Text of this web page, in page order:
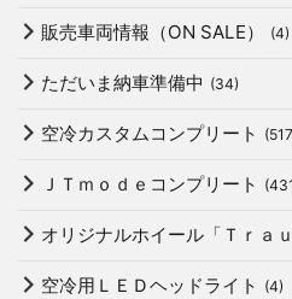
販売車両情報（ON SALE） (4)
ただいま納車準備中 (34)
空冷カスタムコンプリート
ＪＴｍｏｄｅコンプリート
オリジナルホイール「Ｔｒａｕ
空冷用ＬＥＤヘッドライト (4)